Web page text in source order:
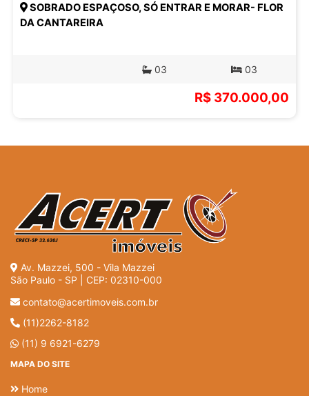
SOBRADO ESPAÇOSO, SÓ ENTRAR E MORAR- FLOR
DA CANTAREIRA
03 03
R$ 370.000,00
Av. Mazzei, 500 - Vila Mazzei
São Paulo - SP | CEP: 02310-000
contato@acertimoveis.com.br
(11)2262-8182
(11) 9 6921-6279
MAPA DO SITE
Home